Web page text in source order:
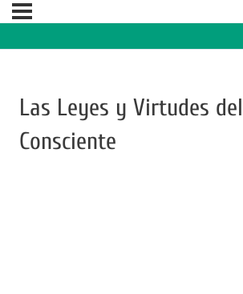
Las Leyes y Virtudes
Consciente